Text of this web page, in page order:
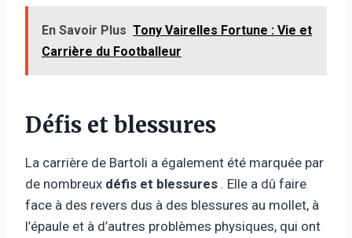
En Savoir Plus Tony Vairelles Fortune : Vie et
Carrière du Footballeur
Défis et blessures
La carrière de Bartoli a également été marquée par
de nombreux défis et blessures . Elle a dû faire
face à des revers dus à des blessures au mollet, à
l’épaule et à d’autres problèmes physiques, qui ont